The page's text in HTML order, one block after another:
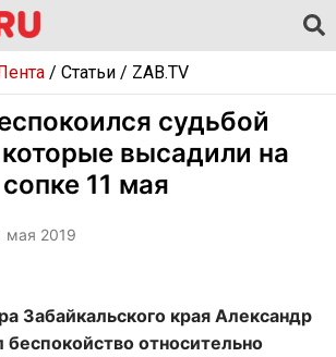
/ Статьи/ ZAB.TV
судьбой
высадили на
11 мая
мая 2019
Забайкальского края Александр
относительно